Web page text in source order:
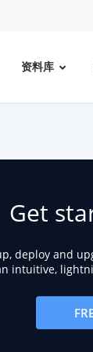
资料库
Get
deploy and
intuitive,